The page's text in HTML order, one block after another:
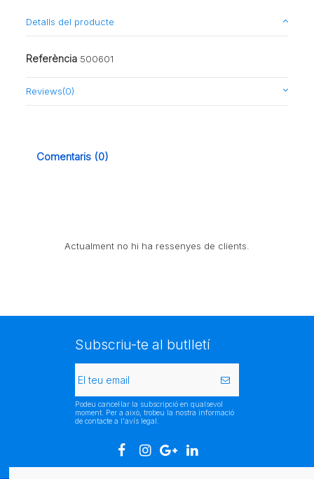
Detalls del producte
Referència 500601
Reviews(0)
Comentaris (0)
Actualment no hi ha ressenyes de clients.
Subscriu-te al butlletí
Podeu cancel·lar la subscripció en qualsevol
moment. Per a això, trobeu la nostra informació
de contacte a l'avís legal.